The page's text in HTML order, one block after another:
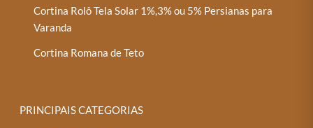
Cortina Rolô Tela Solar 1%,3% ou 5% Persianas para
Varanda
Cortina Romana de Teto
PRINCIPAIS CATEGORIAS